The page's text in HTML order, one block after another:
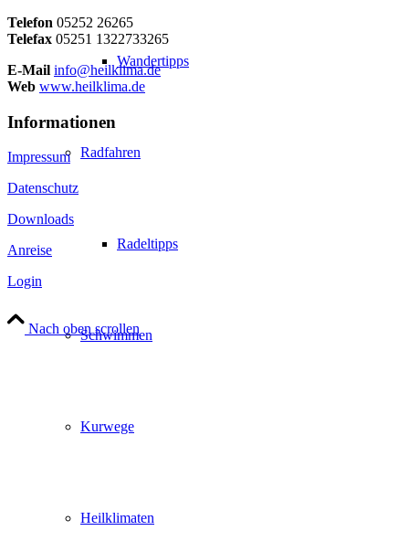
Wandertipps
Radfahren
Radeltipps
Schwimmen
Kurwege
Heilklimaten
Telefon 05252 26265
Telefax 05251 1322733265
E-Mail info@heilklima.de
Web www.heilklima.de
Informationen
Impressum
Datenschutz
Downloads
Anreise
Login
Nach oben scrollen